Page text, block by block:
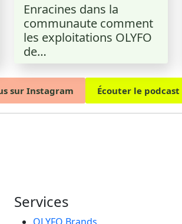
Enracines dans la
communaute comment
les exploitations OLYFO
de…
sur Instagram Écouter le podcast
Services